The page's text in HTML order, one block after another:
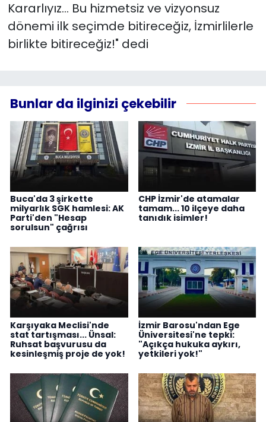
Kararlıyız… Bu hizmetsiz ve vizyonsuz
dönemi ilk seçimde bitireceğiz, İzmirlilerle
birlikte bitireceğiz!" dedi
Bunlar da ilginizi çekebilir
Buca'da 3 şirkette
milyarlık SGK hamlesi: AK
Parti'den "Hesap
sorulsun" çağrısı
CHP İzmir'de atamalar
tamam... 10 ilçeye daha
tanıdık isimler!
Karşıyaka Meclisi'nde
stat tartışması... Ünsal:
Ruhsat başvurusu da
kesinleşmiş proje de yok!
İzmir Barosu'ndan Ege
Üniversitesi'ne tepki:
"Açıkça hukuka aykırı,
yetkileri yok!"